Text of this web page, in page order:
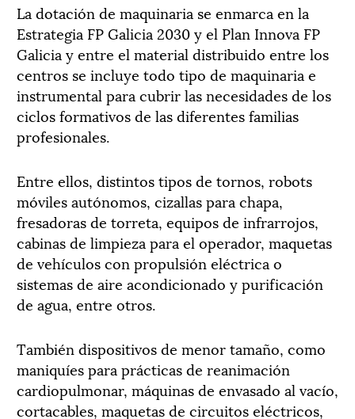
La dotación de maquinaria se enmarca en la
Estrategia FP Galicia 2030 y el Plan Innova FP
Galicia y entre el material distribuido entre los
centros se incluye todo tipo de maquinaria e
instrumental para cubrir las necesidades de los
ciclos formativos de las diferentes familias
profesionales.
Entre ellos, distintos tipos de tornos, robots
móviles autónomos, cizallas para chapa,
fresadoras de torreta, equipos de infrarrojos,
cabinas de limpieza para el operador, maquetas
de vehículos con propulsión eléctrica o
sistemas de aire acondicionado y purificación
de agua, entre otros.
También dispositivos de menor tamaño, como
maniquíes para prácticas de reanimación
cardiopulmonar, máquinas de envasado al vacío,
cortacables, maquetas de circuitos eléctricos,